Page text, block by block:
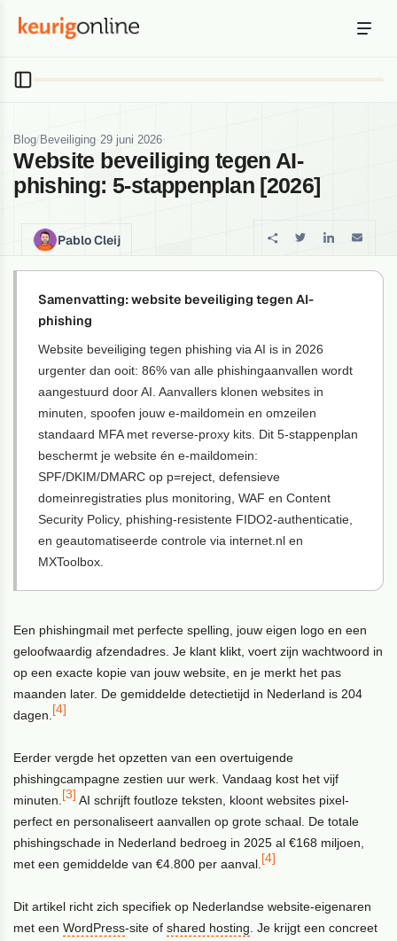
Domeinnaam
Registreer je domein
Support & kennisbank
Blog & tools
Webmail
Je mail bekijken in een online omgeving
Blog/Beveiliging·29 juni 2026·
Website beveiliging tegen AI-
phishing: 5-stappenplan [2026]
Pablo Cleij
Samenvatting: website beveiliging tegen AI-
phishing
Website beveiliging tegen phishing via AI is in 2026
urgenter dan ooit: 86% van alle phishingaanvallen wordt
aangestuurd door AI. Aanvallers klonen websites in
minuten, spoofen jouw e-maildomein en omzeilen
standaard MFA met reverse-proxy kits. Dit 5-stappenplan
beschermt je website én e-maildomein:
SPF/DKIM/DMARC op p=reject, defensieve
domeinregistraties plus monitoring, WAF en Content
Security Policy, phishing-resistente FIDO2-authenticatie,
en geautomatiseerde controle via internet.nl en
MXToolbox.
Een phishingmail met perfecte spelling, jouw eigen logo en een
geloofwaardig afzendadres. Je klant klikt, voert zijn wachtwoord in
op een exacte kopie van jouw website, en je merkt het pas
maanden later. De gemiddelde detectietijd in Nederland is 204
dagen. [4]
Eerder vergde het opzetten van een overtuigende
phishingcampagne zestien uur werk. Vandaag kost het vijf
minuten. [3] AI schrijft foutloze teksten, kloont websites pixel-
perfect en personaliseert aanvallen op grote schaal. De totale
phishingschade in Nederland bedroeg in 2025 al €168 miljoen,
met een gemiddelde van €4.800 per aanval. [4]
Dit artikel richt zich specifiek op Nederlandse website-eigenaren
met eenWordPress-site ofshared hosting . Je krijgt een concreet